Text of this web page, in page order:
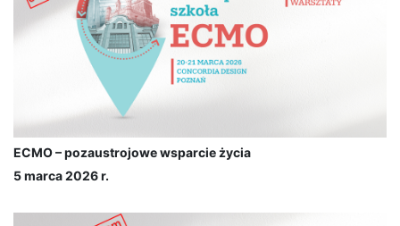
ECMO – pozaustrojowe wsparcie życia
5 marca 2026 r.